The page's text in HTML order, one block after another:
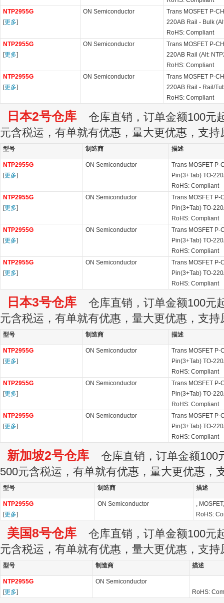
NTP2955G
[更多]
ON Semiconductor
Trans MOSFET P-
220AB Rail - Bulk
RoHS: Compliant
NTP2955G
[更多]
ON Semiconductor
Trans MOSFET P-
220AB Rail (Alt:
RoHS: Compliant
NTP2955G
[更多]
ON Semiconductor
Trans MOSFET P-
220AB Rail - Rail/
RoHS: Compliant
日本2号仓库 仓库直销，订单金额100元
元含税运，有单就有优惠，量大更优惠，支持
型号 制造商 描述
NTP2955G
[更多]
ON Semiconductor
Trans MOSFET P-
Pin(3+Tab) TO-
RoHS: Compliant
NTP2955G
[更多]
ON Semiconductor
Trans MOSFET P-
Pin(3+Tab) TO-
RoHS: Compliant
NTP2955G
[更多]
ON Semiconductor
Trans MOSFET P-
Pin(3+Tab) TO-
RoHS: Compliant
NTP2955G
[更多]
ON Semiconductor
Trans MOSFET P-
Pin(3+Tab) TO-
RoHS: Compliant
日本3号仓库 仓库直销，订单金额100元
元含税运，有单就有优惠，量大更优惠，支持
型号 制造商 描述
NTP2955G
[更多]
ON Semiconductor
Trans MOSFET P-
Pin(3+Tab) TO-
RoHS: Compliant
NTP2955G
[更多]
ON Semiconductor
Trans MOSFET P-
Pin(3+Tab) TO-
RoHS: Compliant
NTP2955G
[更多]
ON Semiconductor
Trans MOSFET P-
Pin(3+Tab) TO-
RoHS: Compliant
新加坡2号仓库 仓库直销，订单金额100
500元含税运，有单就有优惠，量大更优惠，
型号 制造商 描述
NTP2955G
[更多]
ON Semiconductor
,
RoHS:
美国8号仓库 仓库直销，订单金额100元
元含税运，有单就有优惠，量大更优惠，支持
型号 制造商 描述
NTP2955G
[更多]
ON Semiconductor
RoHS: